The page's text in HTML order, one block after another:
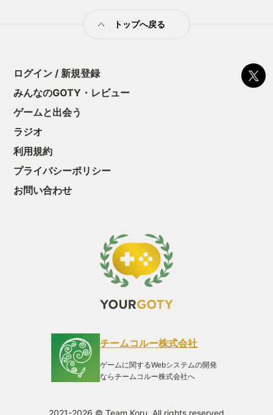
ョンの追加はなく、基本的に周回のみであったこと、デッキの
買おうとなるとだいぶお財布には厳しいかなと感じました（ち
の、それ以上に手触りが良く、楽しいゲームなので是非みなさ
んにも手をとって欲しい作品なのでこのYourGOTYにてレビュ
ーさせていただきました。
トップへ戻る
ログイン / 新規登録
みんなのGOTY・レビュー
ゲームと出会う
ラジオ
利用規約
プライバシーポリシー
お問い合わせ
チームコルー株式会社
ゲームに関するWebシステムの開発
ならチームコルー株式会社へ
2021-2026 © Team Koru. All rights reserved